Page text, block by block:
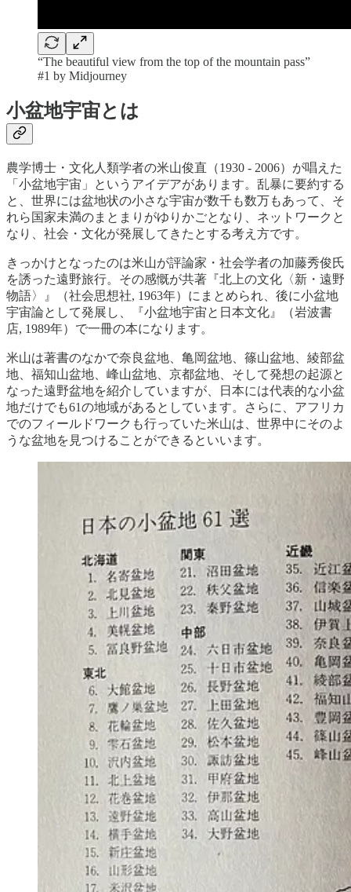
“The beautiful view from the top of the mountain pass”
#1 by Midjourney
小盆地宇宙とは
農学博士・文化人類学者の米山俊直（1930 - 2006）が唱えた
「小盆地宇宙」というアイデアがあります。乱暴に要約する
と、世界には盆地状の小さな宇宙が数千も数万もあって、そ
れら国家未満のまとまりがゆりかごとなり、ネットワークと
なり、社会・文化が発展してきたとする考え方です。
きっかけとなったのは米山が評論家・社会学者の加藤秀俊氏
を誘った遠野旅行。その感慨が共著『北上の文化〈新・遠野
物語〉』（社会思想社, 1963年）にまとめられ、後に小盆地
宇宙論として発展し、『小盆地宇宙と日本文化』（岩波書
店, 1989年）で一冊の本になります。
米山は著書のなかで奈良盆地、亀岡盆地、篠山盆地、綾部盆
地、福知山盆地、峰山盆地、京都盆地、そして発想の起源と
なった遠野盆地を紹介していますが、日本には代表的な小盆
地だけでも61の地域があるとしています。さらに、アフリカ
でのフィールドワークも行っていた米山は、世界中にそのよ
うな盆地を見つけることができるといいます。